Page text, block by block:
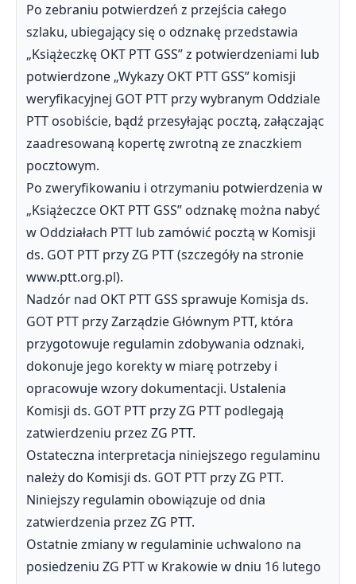
Po zebraniu potwierdzeń z przejścia całego
szlaku, ubiegający się o odznakę przedstawia
„Książeczkę OKT PTT GSS” z potwierdzeniami lub
potwierdzone „Wykazy OKT PTT GSS” komisji
weryfikacyjnej GOT PTT przy wybranym Oddziale
PTT osobiście, bądź przesyłając pocztą, załączając
zaadresowaną kopertę zwrotną ze znaczkiem
pocztowym.
Po zweryfikowaniu i otrzymaniu potwierdzenia w
„Książeczce OKT PTT GSS” odznakę można nabyć
w Oddziałach PTT lub zamówić pocztą w Komisji
ds. GOT PTT przy ZG PTT (szczegóły na stronie
www.ptt.org.pl).
Nadzór nad OKT PTT GSS sprawuje Komisja ds.
GOT PTT przy Zarządzie Głównym PTT, która
przygotowuje regulamin zdobywania odznaki,
dokonuje jego korekty w miarę potrzeby i
opracowuje wzory dokumentacji. Ustalenia
Komisji ds. GOT PTT przy ZG PTT podlegają
zatwierdzeniu przez ZG PTT.
Ostateczna interpretacja niniejszego regulaminu
należy do Komisji ds. GOT PTT przy ZG PTT.
Niniejszy regulamin obowiązuje od dnia
zatwierdzenia przez ZG PTT.
Ostatnie zmiany w regulaminie uchwalono na
posiedzeniu ZG PTT w Krakowie w dniu 16 lutego